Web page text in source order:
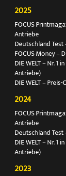
2025
FOCUS
Antriebe
Deutschland
FOCUS Money –
DIE WELT – Nr.
Antriebe)
DIE WELT –
2024
FOCUS
Antriebe
Deutschland
DIE WELT – Nr.
Antriebe)
2023